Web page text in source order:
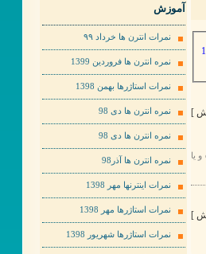
برای مشاهده عکس ها به صورت بهتر لطفا روی عکس مورد نظر راست کلیک کرده و گزینهopen image in new tab و یا
آموزش
نمرات انترن ها خرداد ٩٩
نمره انترن ها فروردین 1399
نمرات استاژرها بهمن 1398
نمره انترن ها دی 98
نمره انترن ها دی 98
نمره انترن ها آذر98
نمرات اینترنها مهر 1398
نمرات استاژرها مهر 1398
نمرات استاژرها شهریور 1398